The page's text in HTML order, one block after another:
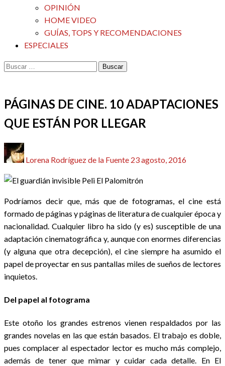
OPINIÓN
HOME VIDEO
GUÍAS, TOPS Y RECOMENDACIONES
ESPECIALES
Buscar:
PÁGINAS DE CINE. 10 ADAPTACIONES
QUE ESTÁN POR LLEGAR
Lorena Rodríguez de la Fuenteel
23 agosto, 2016
Podríamos decir que, más que de fotogramas, el cine está
formado de páginas y páginas de literatura de cualquier época y
nacionalidad. Cualquier libro ha sido (y es) susceptible de una
adaptación cinematográfica y, aunque con enormes diferencias
(y alguna que otra decepción), el cine siempre ha asumido el
papel de proyectar en sus pantallas miles de sueños de lectores
inquietos.
Del papel al fotograma
Este otoño los grandes estrenos vienen respaldados por las
grandes novelas en las que están basados. El trabajo es doble,
pues complacer al espectador lector es mucho más complejo,
además de tener que mimar y cuidar cada detalle. En El